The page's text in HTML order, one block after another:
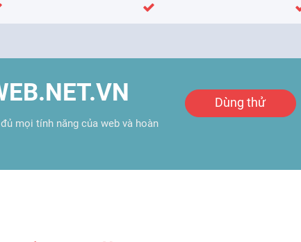
mọi tính năng của web và hoàn
Dùng thử